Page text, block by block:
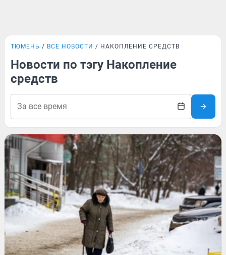
ТЮМЕНЬ ВСЕ НОВОСТИ НАКОПЛЕНИЕ СРЕДСТВ
Новости по тэгу Накопление
средств